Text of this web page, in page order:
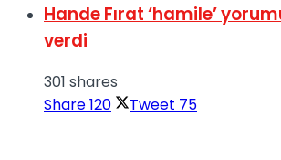
Hande Fırat ‘hamile’
verdi
301 shares
Share120 Tweet 75